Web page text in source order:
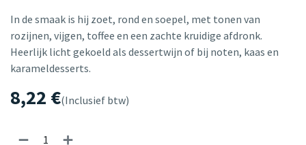
In de smaak is hij zoet, rond en soepel, met tonen van
rozijnen, vijgen, toffee en een zachte kruidige afdronk.
Heerlijk licht gekoeld als dessertwijn of bij noten, kaas en
karameldesserts.
8,22 €(Inclusief btw)